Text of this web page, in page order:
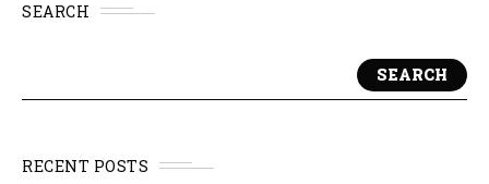
SEARCH
SEARCH
RECENT POSTS